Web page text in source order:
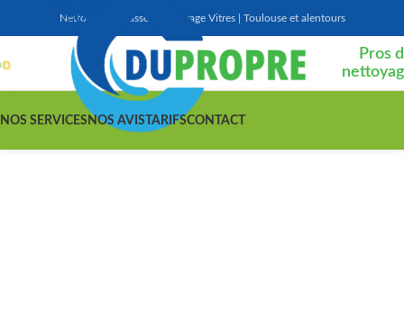
Nettoyage Terrasse | Nettoyage Vitres | Toulouse et alentours
Pros
NOS SERVICES NOS AVISTARIFSCONTACT